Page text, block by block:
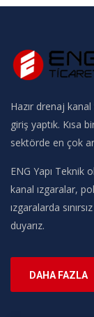
Hazır drenaj
giriş yaptık. Kısa
sektörde en çok
ENG Yapı Teknik
kanal ızgaralar,
ızgaralarda
duyarız.
DAHA FAZLA